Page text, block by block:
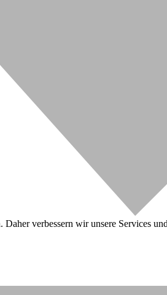
verbessern wir unsere Services